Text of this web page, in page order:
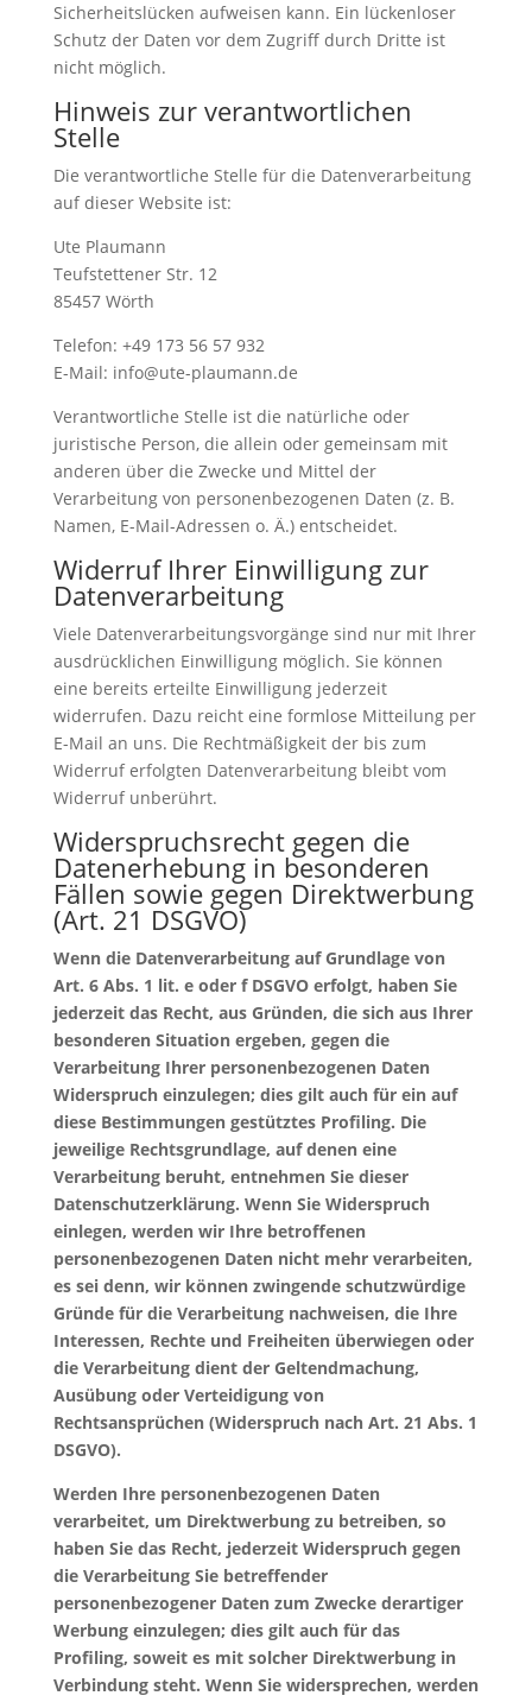
Sicherheitslücken aufweisen kann. Ein lückenloser
Schutz der Daten vor dem Zugriff durch Dritte ist
nicht möglich.
Hinweis zur verantwortlichen
Stelle
Die verantwortliche Stelle für die Datenverarbeitung
auf dieser Website ist:
Ute Plaumann
Teufstettener Str. 12
85457 Wörth
Telefon: +49 173 56 57 932
E-Mail: info@ute-plaumann.de
Verantwortliche Stelle ist die natürliche oder
juristische Person, die allein oder gemeinsam mit
anderen über die Zwecke und Mittel der
Verarbeitung von personenbezogenen Daten (z. B.
Namen, E-Mail-Adressen o. Ä.) entscheidet.
Widerruf Ihrer Einwilligung zur
Datenverarbeitung
Viele Datenverarbeitungsvorgänge sind nur mit Ihrer
ausdrücklichen Einwilligung möglich. Sie können
eine bereits erteilte Einwilligung jederzeit
widerrufen. Dazu reicht eine formlose Mitteilung per
E-Mail an uns. Die Rechtmäßigkeit der bis zum
Widerruf erfolgten Datenverarbeitung bleibt vom
Widerruf unberührt.
Widerspruchsrecht gegen die
Datenerhebung in besonderen
Fällen sowie gegen Direktwerbung
(Art. 21 DSGVO)
Wenn die Datenverarbeitung auf Grundlage von
Art. 6 Abs. 1 lit. e oder f DSGVO erfolgt, haben Sie
jederzeit das Recht, aus Gründen, die sich aus Ihrer
besonderen Situation ergeben, gegen die
Verarbeitung Ihrer personenbezogenen Daten
Widerspruch einzulegen; dies gilt auch für ein auf
diese Bestimmungen gestütztes Profiling. Die
jeweilige Rechtsgrundlage, auf denen eine
Verarbeitung beruht, entnehmen Sie dieser
Datenschutzerklärung. Wenn Sie Widerspruch
einlegen, werden wir Ihre betroffenen
personenbezogenen Daten nicht mehr verarbeiten,
es sei denn, wir können zwingende schutzwürdige
Gründe für die Verarbeitung nachweisen, die Ihre
Interessen, Rechte und Freiheiten überwiegen oder
die Verarbeitung dient der Geltendmachung,
Ausübung oder Verteidigung von
Rechtsansprüchen (Widerspruch nach Art. 21 Abs. 1
DSGVO).
Werden Ihre personenbezogenen Daten
verarbeitet, um Direktwerbung zu betreiben, so
haben Sie das Recht, jederzeit Widerspruch gegen
die Verarbeitung Sie betreffender
personenbezogener Daten zum Zwecke derartiger
Werbung einzulegen; dies gilt auch für das
Profiling, soweit es mit solcher Direktwerbung in
Verbindung steht. Wenn Sie widersprechen, werden